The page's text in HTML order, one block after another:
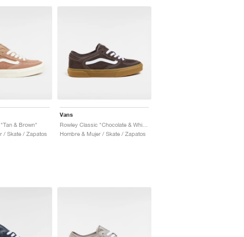
& Brown"
/ Skate / Zapatos
Vans
Hombre & Mujer / Skate / Zapatos